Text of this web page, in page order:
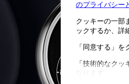
のプライバシー
クッキーの一部
ックするか、詳
「同意する」
「技術的なク